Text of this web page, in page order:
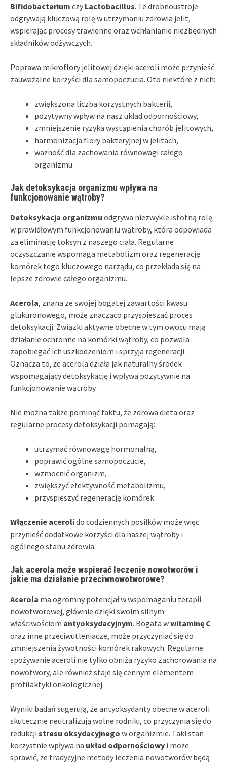
Bifidobacterium czy Lactobacillus. Te drobnoustroje
odgrywają kluczową rolę w utrzymaniu zdrowia jelit,
wspierając procesy trawienne oraz wchłanianie niezbędnych
składników odżywczych.
Poprawa mikroflory jelitowej dzięki aceroli może przynieść
zauważalne korzyści dla samopoczucia. Oto niektóre z nich:
zwiększona liczba korzystnych bakterii,
pozytywny wpływ na nasz układ odpornościowy,
zmniejszenie ryzyka wystąpienia chorób jelitowych,
harmonizacja flory bakteryjnej w jelitach,
ważność dla zachowania równowagi całego
organizmu.
Jak detoksykacja organizmu wpływa na
funkcjonowanie wątroby?
Detoksykacja organizmu odgrywa niezwykle istotną rolę
w prawidłowym funkcjonowaniu wątroby, która odpowiada
za eliminację toksyn z naszego ciała. Regularne
oczyszczanie wspomaga metabolizm oraz regenerację
komórek tego kluczowego narządu, co przekłada się na
lepsze zdrowie całego organizmu.
Acerola, znana ze swojej bogatej zawartości kwasu
glukuronowego, może znacząco przyspieszać proces
detoksykacji. Związki aktywne obecne w tym owocu mają
działanie ochronne na komórki wątroby, co pozwala
zapobiegać ich uszkodzeniom i sprzyja regeneracji.
Oznacza to, że acerola działa jak naturalny środek
wspomagający detoksykację i wpływa pozytywnie na
funkcjonowanie wątroby.
Nie można także pominąć faktu, że zdrowa dieta oraz
regularne procesy detoksykacji pomagają:
utrzymać równowagę hormonalną,
poprawić ogólne samopoczucie,
wzmocnić organizm,
zwiększyć efektywność metabolizmu,
przyspieszyć regenerację komórek.
Włączenie acerolido codziennych posiłków może więc
przynieść dodatkowe korzyści dla naszej wątroby i
ogólnego stanu zdrowia.
Jak acerola może wspierać leczenie nowotworów i
jakie ma działanie przeciwnowotworowe?
Acerola ma ogromny potencjał w wspomaganiu terapii
nowotworowej, głównie dzięki swoim silnym
właściwościom antyoksydacyjnym. Bogata wwitaminę C
oraz inne przeciwutleniacze, może przyczyniać się do
zmniejszenia żywotności komórek rakowych. Regularne
spożywanie aceroli nie tylko obniża ryzyko zachorowania na
nowotwory, ale również staje się cennym elementem
profilaktyki onkologicznej.
Wyniki badań sugerują, że antyoksydanty obecne w aceroli
skutecznie neutralizują wolne rodniki, co przyczynia się do
redukcji stresu oksydacyjnego w organizmie. Taki stan
korzystnie wpływa na układ odpornościowy i może
sprawić, że tradycyjne metody leczenia nowotworów będą